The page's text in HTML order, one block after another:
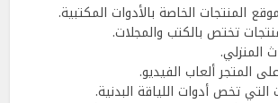
المنتجات الخاصة بالأدوات المكتبية.
تختص بالكتب والمجلات.
المنزلي.
المتجر ألعاب الفيديو.
التي تخص أدوات اللياقة البدنية.